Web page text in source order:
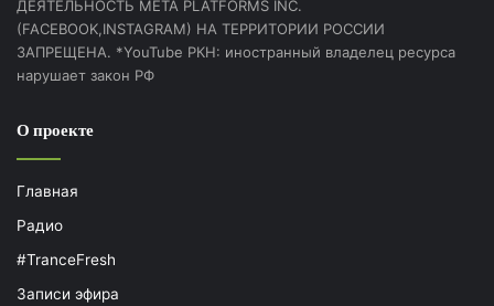
ДЕЯТЕЛЬНОСТЬ МЕТА PLATFORMS INC.
(FACEBOOK,INSTAGRAM) НА ТЕРРИТОРИИ РОССИИ
ЗАПРЕЩЕНА. *YouTube РКН: иностранный владелец ресурса
нарушает закон РФ
О проекте
Главная
Радио
#TranceFresh
Записи эфира